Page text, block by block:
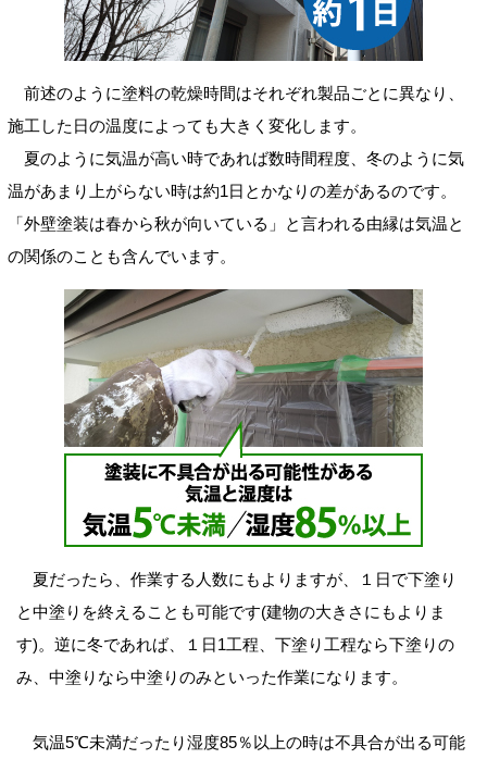
前述のように塗料の乾燥時間はそれぞれ製品ごとに異なり、
施工した日の温度によっても大きく変化します。
夏のように気温が高い時であれば数時間程度、冬のように気
温があまり上がらない時は約1日とかなりの差があるのです。
「外壁塗装は春から秋が向いている」と言われる由縁は気温と
の関係のことも含んでいます。
夏だったら、作業する人数にもよりますが、１日で下塗り
と中塗りを終えることも可能です(建物の大きさにもよりま
す)。逆に冬であれば、１日1工程、下塗り工程なら下塗りの
み、中塗りなら中塗りのみといった作業になります。
気温5℃未満だったり湿度85％以上の時は不具合が出る可能